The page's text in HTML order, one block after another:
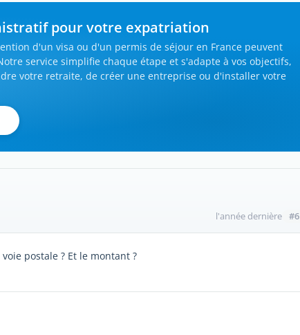
pour votre expatriation
d'un visa ou d'un permis de séjour en France peuvent
service simplifie chaque étape et s'adapte à vos objectifs,
votre retraite, de créer une entreprise ou d'installer votre
l'année dernière #6
postale ? Et le montant ?